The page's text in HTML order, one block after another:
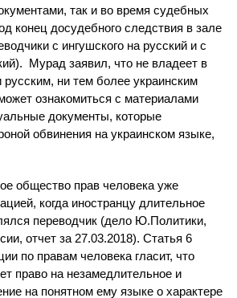
так и во время судебных
конец досудебного следствия в зале
с ингушского на русский и с
Мурад заявил, что не владеет в
русским, ни тем более украинским
ознакомиться с материалами
документы, которые
обвинения на украинском языке,
общество прав человека уже
когда иностранцу длительное
переводчик (дело Ю.Политики,
отчет за 27.03.2018). Статья 6
по правам человека гласит, что
право на незамедлительное и
на понятном ему языке о характере